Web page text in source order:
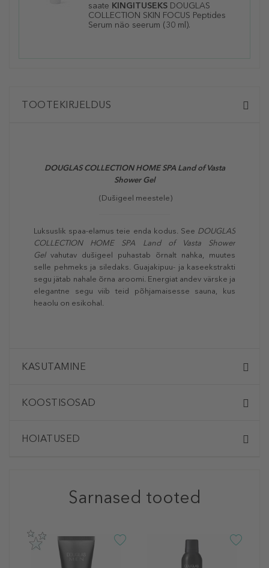
saate KINGITUSEKS DOUGLAS
COLLECTION SKIN FOCUS Peptides
Serum näo seerum (30 ml).
TOOTEKIRJELDUS
DOUGLAS COLLECTION HOME SPA Land of Vasta
Shower Gel
(Dušigeel meestele)
Luksuslik spaa-elamus teie enda kodus. See DOUGLAS
COLLECTION HOME SPA Land of Vasta Shower
Gel vahutav dušigeel puhastab õrnalt nahka, muutes
selle pehmeks ja siledaks. Guajakipuu- ja kaseekstrakti
segu jätab nahale õrna aroomi. Energiat andev värske ja
elegantne segu viib teid põhjamaisesse sauna, kus
heaolu on esikohal.
KASUTAMINE
KOOSTISOSAD
HOIATUSED
Sarnased tooted